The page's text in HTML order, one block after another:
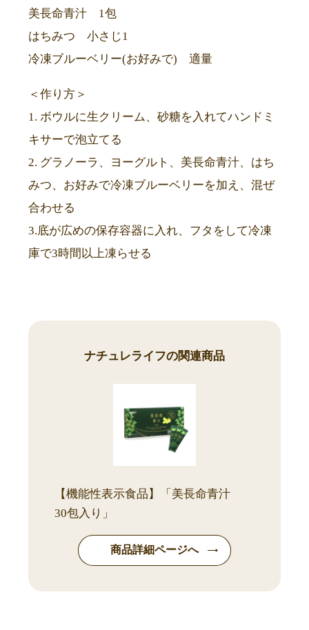
美長命青汁 1包
はちみつ 小さじ1
冷凍ブルーベリー(お好みで) 適量
＜作り方＞
1. ボウルに生クリーム、砂糖を入れてハンドミ
キサーで泡立てる
2. グラノーラ、ヨーグルト、美長命青汁、はち
みつ、お好みで冷凍ブルーベリーを加え、混ぜ
合わせる
3.底が広めの保存容器に入れ、フタをして冷凍
庫で3時間以上凍らせる
ナチュレライフの関連商品
【機能性表示食品】「美長命青汁
30包入り」
商品詳細ページへ